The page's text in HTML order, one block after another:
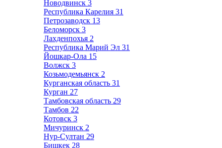
Новодвинск 3
Республика Карелия 31
Петрозаводск 13
Беломорск 3
Лахденпохья 2
Республика Марий Эл 31
Йошкар-Ола 15
Волжск 3
Козьмодемьянск 2
Курганская область 31
Курган 27
Тамбовская область 29
Тамбов 22
Котовск 3
Мичуринск 2
Нур-Султан 29
Бишкек 28